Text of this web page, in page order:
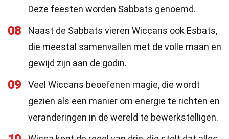
Deze feesten worden Sabbats genoemd.
08
Naast de Sabbats vieren Wiccans ook Esbats,
die meestal samenvallen met de volle maan en
gewijd zijn aan de godin.
09
Veel Wiccans beoefenen magie, die wordt
gezien als een manier om energie te richten en
veranderingen in de wereld te bewerkstelligen.